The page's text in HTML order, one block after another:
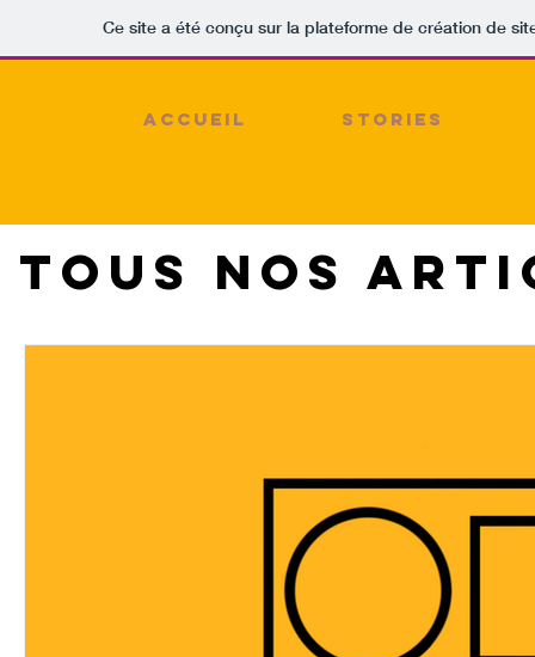
Ce site a été conçu sur la plateforme de création de
ACCUEIL STORIES
Tous nos